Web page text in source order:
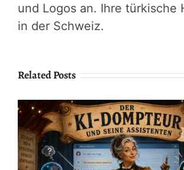
und Logos an. Ihre türkische
in der Schweiz.
Related Posts